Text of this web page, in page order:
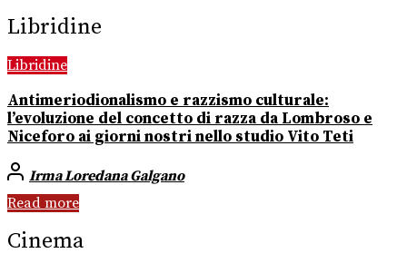
Libridine
Libridine
Antimeriodionalismo e razzismo culturale:
l’evoluzione del concetto di razza da Lombroso e
Niceforo ai giorni nostri nello studio Vito Teti
Irma Loredana Galgano
Read more
Cinema